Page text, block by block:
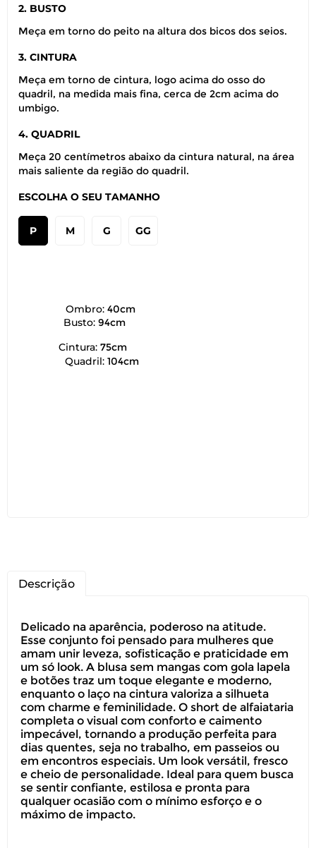
2. BUSTO
Meça em torno do peito na altura dos bicos dos seios.
3. CINTURA
Meça em torno de cintura, logo acima do osso do
quadril, na medida mais fina, cerca de 2cm acima do
umbigo.
4. QUADRIL
Meça 20 centímetros abaixo da cintura natural, na área
mais saliente da região do quadril.
ESCOLHA O SEU TAMANHO
P M G GG
Ombro: 40cm
Busto: 94cm
Cintura: 75cm
Quadril: 104cm
Descrição
Delicado na aparência, poderoso na atitude.
Esse conjunto foi pensado para mulheres que
amam unir leveza, sofisticação e praticidade em
um só look. A blusa sem mangas com gola lapela
e botões traz um toque elegante e moderno,
enquanto o laço na cintura valoriza a silhueta
com charme e feminilidade. O short de alfaiataria
completa o visual com conforto e caimento
impecável, tornando a produção perfeita para
dias quentes, seja no trabalho, em passeios ou
em encontros especiais. Um look versátil, fresco
e cheio de personalidade. Ideal para quem busca
se sentir confiante, estilosa e pronta para
qualquer ocasião com o mínimo esforço e o
máximo de impacto.